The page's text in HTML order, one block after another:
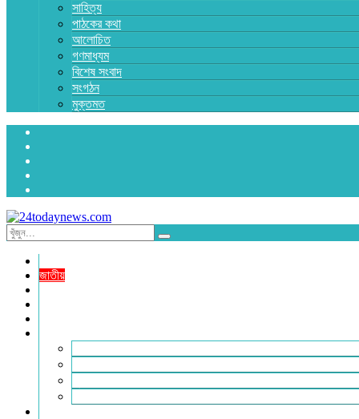
সাহিত্য
পাঠকের কথা
আলোচিত
গণমাধ্যম
বিশেষ সংবাদ
সংগঠন
মুক্তমত
জাতীয়